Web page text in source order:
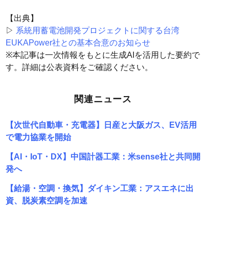
【出典】
▷ 系統用蓄電池開発プロジェクトに関する台湾
EUKAPower社との基本合意のお知らせ
※本記事は一次情報をもとに生成AIを活用した要約で
す。詳細は公表資料をご確認ください。
関連ニュース
【次世代自動車・充電器】日産と大阪ガス、EV活用
で電力協業を開始
【AI・IoT・DX】中国計器工業：米sense社と共同開
発へ
【給湯・空調・換気】ダイキン工業：アスエネに出
資、脱炭素空調を加速